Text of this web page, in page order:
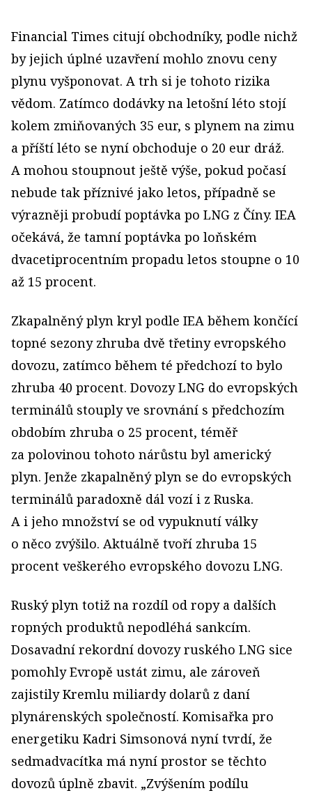
Financial Times citují obchodníky, podle nichž
by jejich úplné uzavření mohlo znovu ceny
plynu vyšponovat. A trh si je tohoto rizika
vědom. Zatímco dodávky na letošní léto stojí
kolem zmiňovaných 35 eur, s plynem na zimu
a příští léto se nyní obchoduje o 20 eur dráž.
A mohou stoupnout ještě výše, pokud počasí
nebude tak příznivé jako letos, případně se
výrazněji probudí poptávka po LNG z Číny. IEA
očekává, že tamní poptávka po loňském
dvacetiprocentním propadu letos stoupne o 10
až 15 procent.
Zkapalněný plyn kryl podle IEA během končící
topné sezony zhruba dvě třetiny evropského
dovozu, zatímco během té předchozí to bylo
zhruba 40 procent. Dovozy LNG do evropských
terminálů stouply ve srovnání s předchozím
obdobím zhruba o 25 procent, téměř
za polovinou tohoto nárůstu byl americký
plyn. Jenže zkapalněný plyn se do evropských
terminálů paradoxně dál vozí i z Ruska.
A i jeho množství se od vypuknutí války
o něco zvýšilo. Aktuálně tvoří zhruba 15
procent veškerého evropského dovozu LNG.
Ruský plyn totiž na rozdíl od ropy a dalších
ropných produktů nepodléhá sankcím.
Dosavadní rekordní dovozy ruského LNG sice
pomohly Evropě ustát zimu, ale zároveň
zajistily Kremlu miliardy dolarů z daní
plynárenských společností. Komisařka pro
energetiku Kadri Simsonová nyní tvrdí, že
sedmadvacítka má nyní prostor se těchto
dovozů úplně zbavit. „Zvýšením podílu